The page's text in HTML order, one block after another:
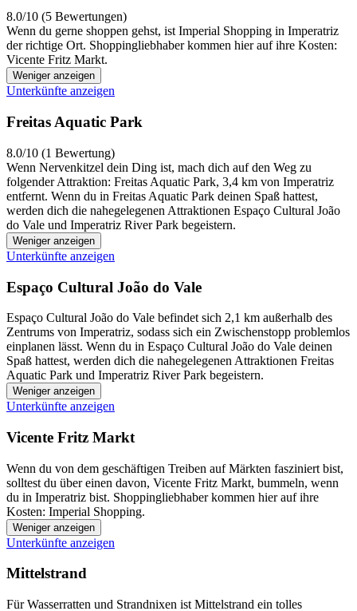
8.0/10 (5 Bewertungen)
Wenn du gerne shoppen gehst, ist Imperial Shopping in Imperatriz
der richtige Ort. Shoppingliebhaber kommen hier auf ihre Kosten:
Vicente Fritz Markt.
Weniger anzeigen
Unterkünfte anzeigen
Freitas Aquatic Park
8.0/10 (1 Bewertung)
Wenn Nervenkitzel dein Ding ist, mach dich auf den Weg zu
folgender Attraktion: Freitas Aquatic Park, 3,4 km von Imperatriz
entfernt. Wenn du in Freitas Aquatic Park deinen Spaß hattest,
werden dich die nahegelegenen Attraktionen Espaço Cultural João
do Vale und Imperatriz River Park begeistern.
Weniger anzeigen
Unterkünfte anzeigen
Espaço Cultural João do Vale
Espaço Cultural João do Vale befindet sich 2,1 km außerhalb des
Zentrums von Imperatriz, sodass sich ein Zwischenstopp problemlos
einplanen lässt. Wenn du in Espaço Cultural João do Vale deinen
Spaß hattest, werden dich die nahegelegenen Attraktionen Freitas
Aquatic Park und Imperatriz River Park begeistern.
Weniger anzeigen
Unterkünfte anzeigen
Vicente Fritz Markt
Wenn du von dem geschäftigen Treiben auf Märkten fasziniert bist,
solltest du über einen davon, Vicente Fritz Markt, bummeln, wenn
du in Imperatriz bist. Shoppingliebhaber kommen hier auf ihre
Kosten: Imperial Shopping.
Weniger anzeigen
Unterkünfte anzeigen
Mittelstrand
Für Wasserratten und Strandnixen ist Mittelstrand ein tolles